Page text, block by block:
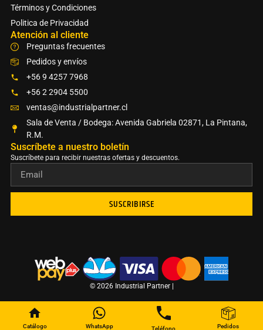
Términos y Condiciones
Politica de Privacidad
Atención al cliente
Preguntas frecuentes
Pedidos y envíos
+56 9 4257 7968
+56 2 2904 5500
ventas@industrialpartner.cl
Sala de Venta / Bodega: Avenida Gabriela 02871, La Pintana,
R.M.
Suscríbete a nuestro boletín​
Suscríbete para recibir nuestras ofertas y descuentos.
SUSCRIBIRSE
© 2026 Industrial Partner |
Catálogo WhatsApp Teléfono Pedidos